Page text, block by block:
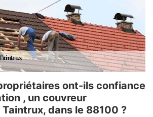
ont-ils confiance
, un couvreur
dans le 88100 ?